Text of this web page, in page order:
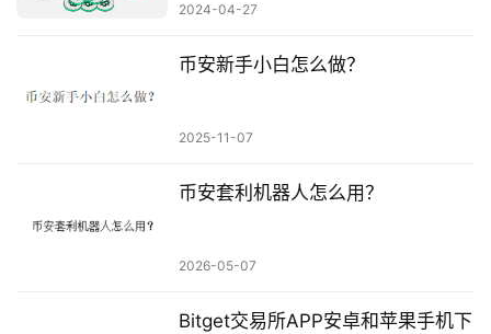
2024-04-27
币安新手小白怎么做？
2025-11-07
币安套利机器人怎么用？
2026-05-07
Bitget交易所APP安卓和苹果手机下